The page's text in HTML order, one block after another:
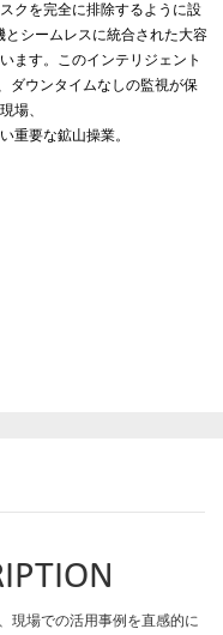
クを完全に排除するように設
シームレスに統合された大容
ます。このインテリジェント
ダウンタイムなしの監視が保
場、
重要な鉱山操業。
現場での活用事例を直感的に